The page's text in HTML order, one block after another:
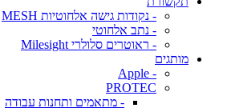
- נקודות גישה אלחוטיות MESH
- נתב אלחוטי
- ראוטרים סלולרי Milesight
מותגים
- Apple
PROTEC
- מתאמים ותחנות עבודה